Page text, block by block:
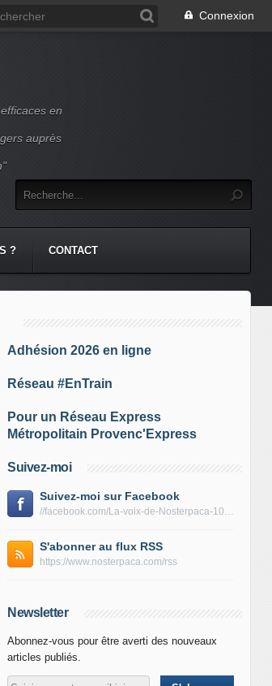
Connexion
en
auprès
? CONTACT
Adhésion 2026 en ligne
Réseau #EnTrain
Pour un Réseau Express
Métropolitain Provenc'Express
Suivez-moi
Suivez-moi sur Facebook
//facebook.com/La-voix-de-Nosterpaca-106434384284735
S'abonner au flux RSS
https://www.nosterpaca.com/rss
Newsletter
Abonnez-vous pour être averti des nouveaux
articles publiés.